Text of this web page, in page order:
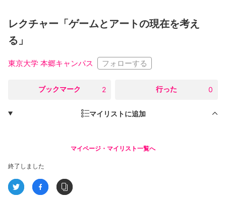
レクチャー「ゲームとアートの現在を考え
る」
東京大学 本郷キャンパス フォローする
ブックマーク 2 行った 0
マイリストに追加
マイページ・マイリスト一覧へ
終了しました